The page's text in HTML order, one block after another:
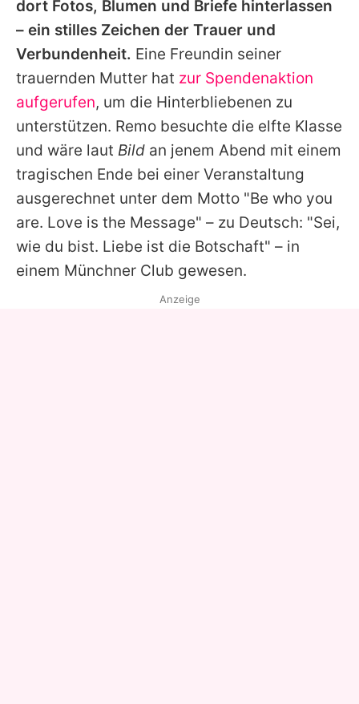
dort Fotos, Blumen und Briefe hinterlassen
– ein stilles Zeichen der Trauer und
Verbundenheit. Eine Freundin seiner
trauernden Mutter hat zur Spendenaktion
aufgerufen, um die Hinterbliebenen zu
unterstützen. Remo besuchte die elfte Klasse
und wäre laut Bild an jenem Abend mit einem
tragischen Ende bei einer Veranstaltung
ausgerechnet unter dem Motto "Be who you
are. Love is the Message" – zu Deutsch: "Sei,
wie du bist. Liebe ist die Botschaft" – in
einem Münchner Club gewesen.
Anzeige